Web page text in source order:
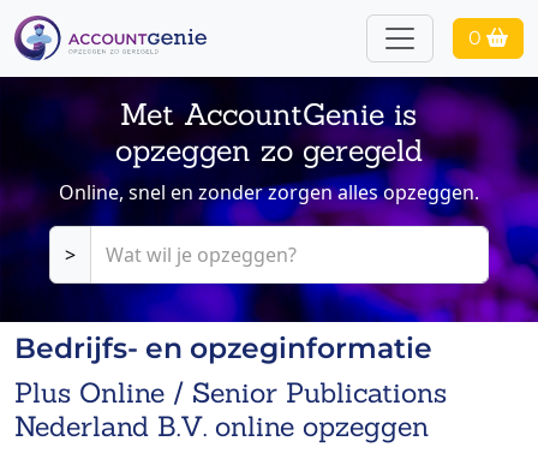
0
Met AccountGenie is
opzeggen zo geregeld
Online, snel en zonder zorgen alles opzeggen.
>
Bedrijfs- en opzeginformatie
Plus Online / Senior Publications
Nederland B.V. online opzeggen